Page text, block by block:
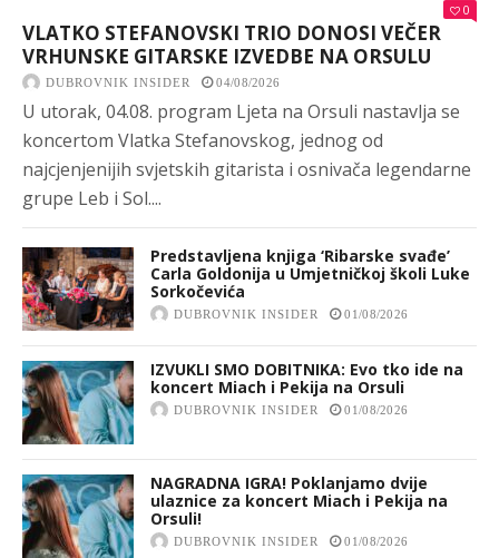
0
VLATKO STEFANOVSKI TRIO DONOSI VEČER
VRHUNSKE GITARSKE IZVEDBE NA ORSULU
DUBROVNIK INSIDER 04/08/2026
U utorak, 04.08. program Ljeta na Orsuli nastavlja se
koncertom Vlatka Stefanovskog, jednog od
najcjenjenijih svjetskih gitarista i osnivača legendarne
grupe Leb i Sol....
Predstavljena knjiga ‘Ribarske svađe’
Carla Goldonija u Umjetničkoj školi Luke
Sorkočevića
DUBROVNIK INSIDER 01/08/2026
IZVUKLI SMO DOBITNIKA: Evo tko ide na
koncert Miach i Pekija na Orsuli
DUBROVNIK INSIDER 01/08/2026
NAGRADNA IGRA! Poklanjamo dvije
ulaznice za koncert Miach i Pekija na
Orsuli!
DUBROVNIK INSIDER 01/08/2026